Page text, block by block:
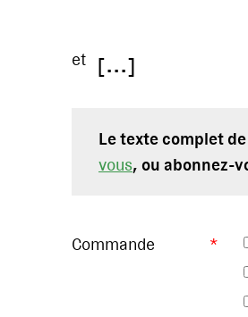
et [...]
Le texte complet
vous, ou abonnez-
Commande *